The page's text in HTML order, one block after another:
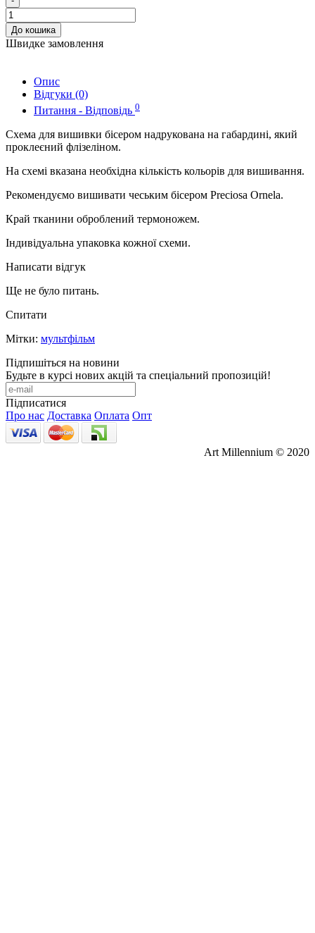
До кошика
Швидке замовлення
Опис
Відгуки (0)
Питання - Відповідь 0
Схема для вишивки бісером надрукована на габардині, який
проклеєний флізеліном.
На схемі вказана необхідна кількість кольорів для вишивання.
Рекомендуємо вишивати чеським бісером Preciosa Ornela.
Край тканини оброблений термоножем.
Індивідуальна упаковка кожної схеми.
Написати відгук
Ще не було питань.
Спитати
Мітки: мультфільм
Підпишіться на новини
Будьте в курсі нових акцій та спеціальний пропозицій!
Підписатися
Про нас Доставка Оплата Опт
Art Millennium © 2020